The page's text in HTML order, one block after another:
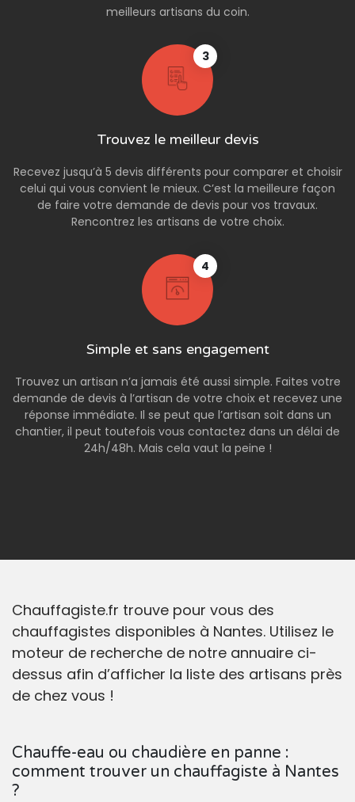
meilleurs artisans du coin.
3
Trouvez le meilleur devis
Recevez jusqu’à 5 devis différents pour comparer et choisir
celui qui vous convient le mieux. C’est la meilleure façon
de faire votre demande de devis pour vos travaux.
Rencontrez les artisans de votre choix.
4
Simple et sans engagement
Trouvez un artisan n’a jamais été aussi simple. Faites votre
demande de devis à l’artisan de votre choix et recevez une
réponse immédiate. Il se peut que l’artisan soit dans un
chantier, il peut toutefois vous contactez dans un délai de
24h/48h. Mais cela vaut la peine !
Chauffagiste.fr trouve pour vous des
chauffagistes disponibles à Nantes. Utilisez le
moteur de recherche de notre annuaire ci-
dessus afin d’afficher la liste des artisans près
de chez vous !
Chauffe-eau ou chaudière en panne :
comment trouver un chauffagiste à Nantes
?